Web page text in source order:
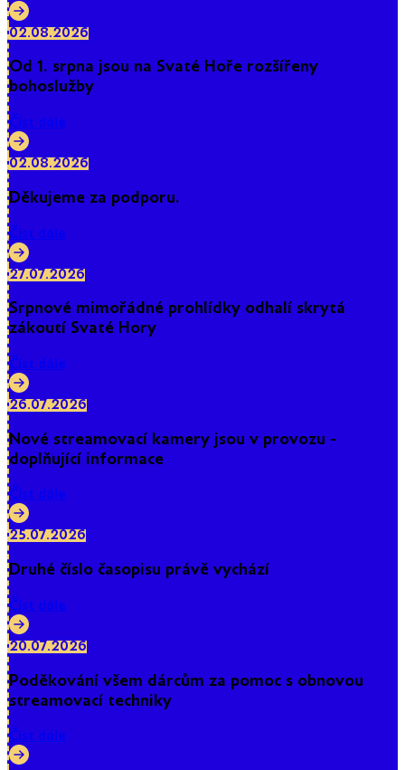
02.08.2026
Od 1. srpna jsou na Svaté Hoře rozšířeny
bohoslužby
Číst dále
02.08.2026
Děkujeme za podporu.
Číst dále
27.07.2026
Srpnové mimořádné prohlídky odhalí skrytá
zákoutí Svaté Hory
Číst dále
26.07.2026
Nové streamovací kamery jsou v provozu -
doplňující informace
Číst dále
25.07.2026
Druhé číslo časopisu právě vychází
Číst dále
20.07.2026
Poděkování všem dárcům za pomoc s obnovou
streamovací techniky
Číst dále